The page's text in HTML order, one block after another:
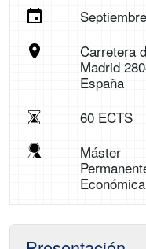
Carretera
Madrid
España
60 ECTS